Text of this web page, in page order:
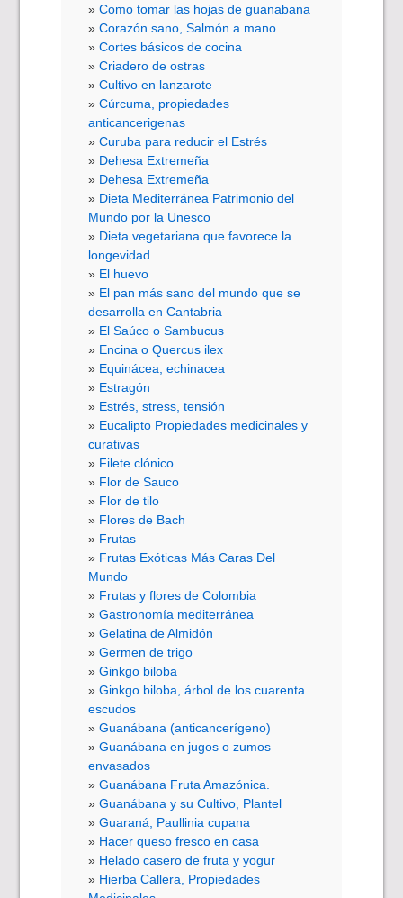
Como tomar las hojas de guanabana
Corazón sano, Salmón a mano
Cortes básicos de cocina
Criadero de ostras
Cultivo en lanzarote
Cúrcuma, propiedades
anticancerigenas
Curuba para reducir el Estrés
Dehesa Extremeña
Dehesa Extremeña
Dieta Mediterránea Patrimonio del
Mundo por la Unesco
Dieta vegetariana que favorece la
longevidad
El huevo
El pan más sano del mundo que se
desarrolla en Cantabria
El Saúco o Sambucus
Encina o Quercus ilex
Equinácea, echinacea
Estragón
Estrés, stress, tensión
Eucalipto Propiedades medicinales y
curativas
Filete clónico
Flor de Sauco
Flor de tilo
Flores de Bach
Frutas
Frutas Exóticas Más Caras Del
Mundo
Frutas y flores de Colombia
Gastronomía mediterránea
Gelatina de Almidón
Germen de trigo
Ginkgo biloba
Ginkgo biloba, árbol de los cuarenta
escudos
Guanábana (anticancerígeno)
Guanábana en jugos o zumos
envasados
Guanábana Fruta Amazónica.
Guanábana y su Cultivo, Plantel
Guaraná, Paullinia cupana
Hacer queso fresco en casa
Helado casero de fruta y yogur
Hierba Callera, Propiedades